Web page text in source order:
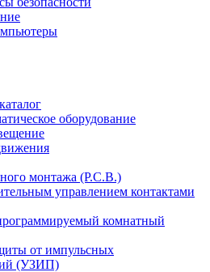
оборудование
монтажа (P.C.B.)
управлением контактами
комнатный
от импульсных
(УЗИП)